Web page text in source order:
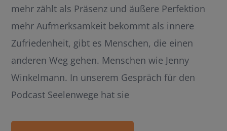
mehr zählt als Präsenz und äußere Perfektion
mehr Aufmerksamkeit bekommt als innere
Zufriedenheit, gibt es Menschen, die einen
anderen Weg gehen. Menschen wie Jenny
Winkelmann. In unserem Gespräch für den
Podcast Seelenwege hat sie